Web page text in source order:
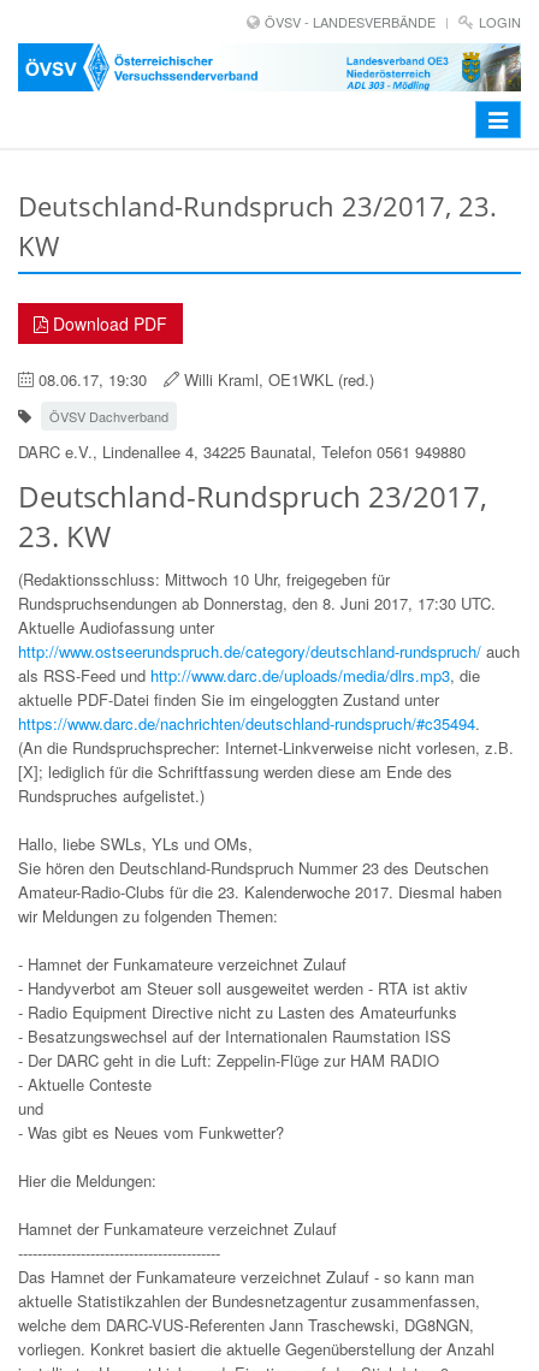
ÖVSV - LANDESVERBÄNDE LOGIN
Toggle
Deutschland-Rundspruch 23/2017, 23.
KW
Download PDF
08.06.17, 19:30 Willi Kraml, OE1WKL (red.)
ÖVSV Dachverband
DARC e.V., Lindenallee 4, 34225 Baunatal, Telefon 0561 949880
Deutschland-Rundspruch 23/2017,
23. KW
(Redaktionsschluss: Mittwoch 10 Uhr, freigegeben für
Rundspruchsendungen ab Donnerstag, den 8. Juni 2017, 17:30 UTC.
Aktuelle Audiofassung unter
http://www.ostseerundspruch.de/category/deutschland-rundspruch/ auch
als RSS-Feed und http://www.darc.de/uploads/media/dlrs.mp3, die
aktuelle PDF-Datei finden Sie im eingeloggten Zustand unter
https://www.darc.de/nachrichten/deutschland-rundspruch/#c35494.
(An die Rundspruchsprecher: Internet-Linkverweise nicht vorlesen, z.B.
[X]; lediglich für die Schriftfassung werden diese am Ende des
Rundspruches aufgelistet.)
Hallo, liebe SWLs, YLs und OMs,
Sie hören den Deutschland-Rundspruch Nummer 23 des Deutschen
Amateur-Radio-Clubs für die 23. Kalenderwoche 2017. Diesmal haben
wir Meldungen zu folgenden Themen:
- Hamnet der Funkamateure verzeichnet Zulauf
- Handyverbot am Steuer soll ausgeweitet werden - RTA ist aktiv
- Radio Equipment Directive nicht zu Lasten des Amateurfunks
- Besatzungswechsel auf der Internationalen Raumstation ISS
- Der DARC geht in die Luft: Zeppelin-Flüge zur HAM RADIO
- Aktuelle Conteste
und
- Was gibt es Neues vom Funkwetter?
Hier die Meldungen:
Hamnet der Funkamateure verzeichnet Zulauf
------------------------------------------
Das Hamnet der Funkamateure verzeichnet Zulauf - so kann man
aktuelle Statistikzahlen der Bundesnetzagentur zusammenfassen,
welche dem DARC-VUS-Referenten Jann Traschewski, DG8NGN,
vorliegen. Konkret basiert die aktuelle Gegenüberstellung der Anzahl